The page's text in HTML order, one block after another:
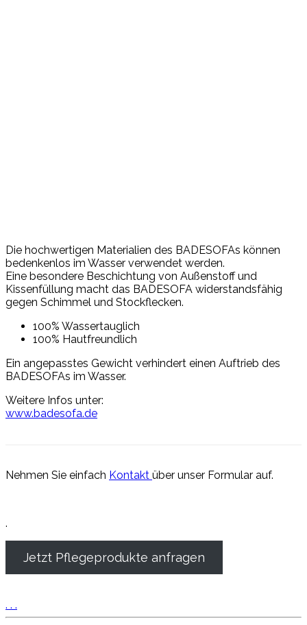
Die hochwertigen Materialien des BADESOFAs können
bedenkenlos im Wasser verwendet werden.
Eine besondere Beschichtung von Außenstoff und
Kissenfüllung macht das BADESOFA widerstandsfähig
gegen Schimmel und Stockflecken.
100% Wassertauglich
100% Hautfreundlich
Ein angepasstes Gewicht verhindert einen Auftrieb des
BADESOFAs im Wasser.
Weitere Infos unter:
www.badesofa.de
Nehmen Sie einfach Kontakt über unser Formular auf.
.
Jetzt Pflegeprodukte anfragen
. . .